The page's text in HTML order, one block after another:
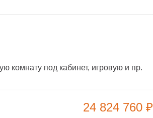
комнату под кабинет, игровую и пр.
24 824 760 ₽